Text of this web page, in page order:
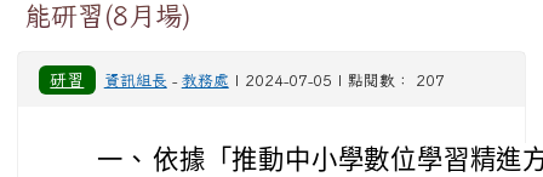
能研習(8月場)
研習 資訊組長 - 教務處 | 2024-07-05 | 點閱數： 207
一、 依據「推動中小學數位學習精進